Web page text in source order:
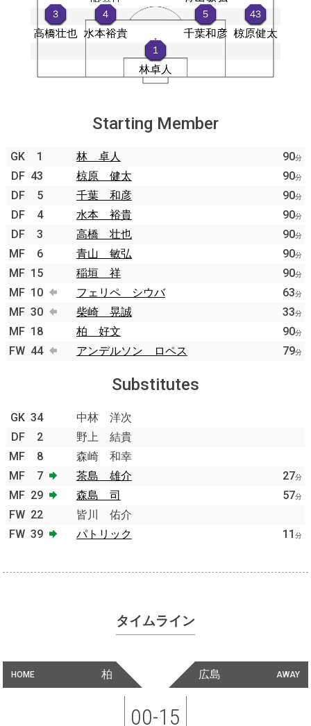
Starting Member
GK 1 林 卓人 90分
DF 43 椋原 健太 90分
DF 5 千葉 和彦 90分
DF 4 水本 裕貴 90分
DF 3 高橋 壮也 90分
MF 6 青山 敏弘 90分
MF 15 稲垣 祥 90分
MF 10 フェリペ シウバ 63分
MF 30 柴崎 晃誠 33分
MF 18 柏 好文 90分
FW 44 アンデルソン ロペス 79分
Substitutes
GK 34
中林 洋次
DF
2
野上 結貴
MF
8
森崎 和幸
MF
7 茶島 雄介 27分
MF 29 森島 司 57分
FW 22
皆川 佑介
FW 39 パトリック 11 分
タイムライン
HOME 柏 AWAY
広島
00-15